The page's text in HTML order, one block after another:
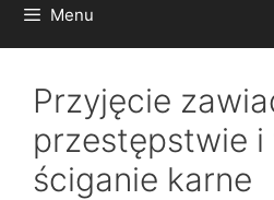
Menu
Przyjęcie
przestępstwie i
ściganie karne